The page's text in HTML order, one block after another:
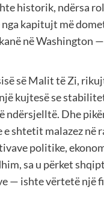
historik, ndërsa
kapitujt më
në Washington
së Malit të Zi,
kujtesë se
ndërsjelltë. Dhe
e shtetit malazez në
politike,
sa u përket
— ishte vërtetë një